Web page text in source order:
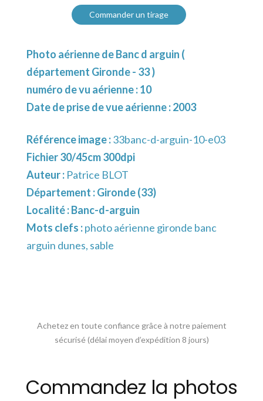
Commander un tirage
Photo aérienne de Banc d arguin (
département Gironde - 33 )
numéro de vu aérienne : 10
Date de prise de vue aérienne : 2003
Référence image :33banc-d-arguin-10-e03
Fichier 30/45cm 300dpi
Auteur : Patrice BLOT
Département :Gironde (33)
Localité :Banc-d-arguin
Mots clefs :photo aérienne gironde banc
arguin dunes, sable
Achetez en toute confiance grâce à notre paiement
sécurisé (délai moyen d’expédition 8 jours)
Commandez la photos